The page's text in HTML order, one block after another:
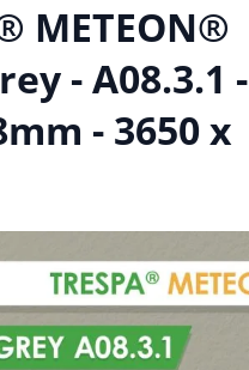
METEON®
- A08.3.1 -
- 3650 x